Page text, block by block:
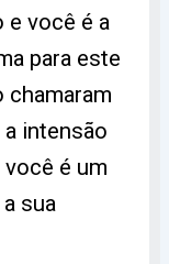
e você é a
para este
chamaram
intensão
é um
sua